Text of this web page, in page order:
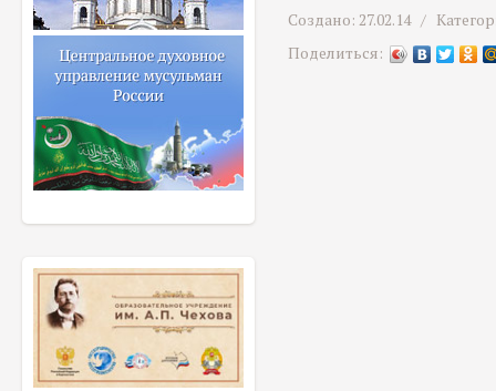
Создано: 27.02.14 /
Поделиться: